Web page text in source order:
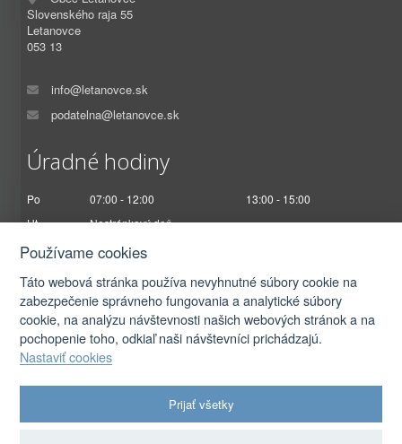
Slovenského raja 55
Letanovce
053 13
info@letanovce.sk
podatelna@letanovce.sk
Úradné hodiny
Po 07:00 - 12:00
13:00 - 15:00
Ut
Nestránkový deň
St
07:00 - 12:00
Pi
07:00 - 12:30
Ochrana osobných údajov|Prístupnosť
Používame cookies
Táto webová stránka používa nevyhnutné súbory cookie na
zabezpečenie správneho fungovania a analytické súbory
cookie, na analýzu návštevnosti našich webových stránok a na
pochopenie toho, odkiaľ naši návštevníci prichádzajú.
Nastaviť cookies
Prijať všetky